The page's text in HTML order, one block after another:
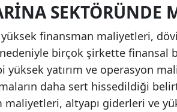
SEKTÖRÜNDE
finansman maliyetleri,
birçok şirkette finansal
yatırım ve operasyon
daha sert hissedildiği
maliyetleri, altyapı giderleri ve